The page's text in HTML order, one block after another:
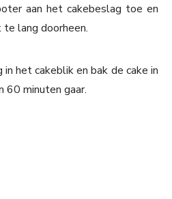
aan het cakebeslag toe en
lang doorheen.
het cakeblik en bak de cake in
60 minuten gaar.